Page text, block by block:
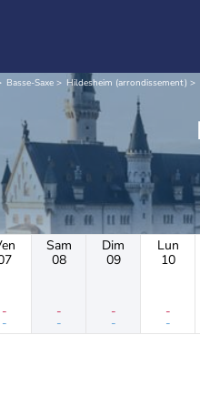
Basse-Saxe Hildesheim (arrondissement)
-
-
Sam
08
-
-
Dim
09
-
-
Lun
10
-
-